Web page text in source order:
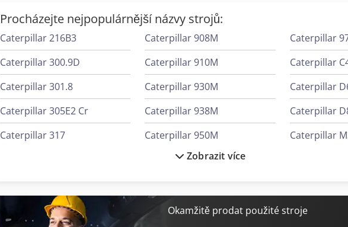
Procházejte nejpopulárnější názvy strojů:
Caterpillar 216B3
Caterpillar 300.9D
Caterpillar 301.8
Caterpillar 305E2 Cr
Caterpillar 317
Caterpillar 906M
Caterpillar 908M
Caterpillar 910M
Caterpillar 930M
Caterpillar 938M
Caterpillar 950M
Caterpillar 953
Caterpillar 966M Xe
Caterpillar
Caterpillar
Caterpillar
Caterpillar
Caterpillar
Zobrazit více
Okamžitě prodat použité stroje